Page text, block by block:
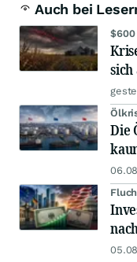
Auch bei
Die